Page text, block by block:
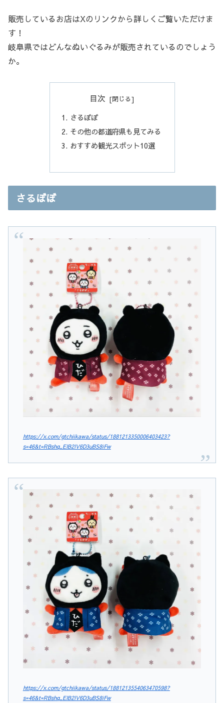
販売しているお店はXのリンクから詳しくご覧いただけま
す！
岐阜県ではどんなぬいぐるみが販売されているのでしょう
か。
目次
さるぼぼ
その他の都道府県も見てみる
おすすめ観光スポット10選
さるぼぼ
https://x.com/gtchiikawa/status/1881213350006403423?
s=46&t=RBshq_EIB2IV6D3uBS8iFw
https://x.com/gtchiikawa/status/1881213554063470598?
s=46&t=RBshq_EIB2IV6D3uBS8iFw